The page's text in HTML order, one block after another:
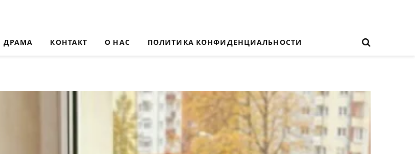
ДРАМА КОНТАКТ О НАС ПОЛИТИКА КОНФИДЕНЦИАЛЬНОСТИ